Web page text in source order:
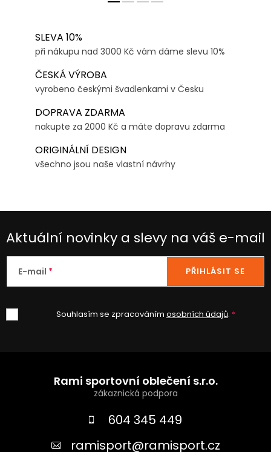
SLEVA 10%
při nákupu nad 3000 Kč vám dáme slevu 10%
ČESKÁ VÝROBA
vyrobeno českými švadlenkami v Česku
DOPRAVA ZDARMA
nakupte za 2000 Kč a máte dopravu zdarma
ORIGINÁLNÍ DESIGN
všechno jsou naše vlastní návrhy
Aktuální novinky a slevy na váš e-mail
E-mail
Souhlasím se zpracováním osobních údajů.
PŘIHLÁSIT SE
Rami sportovní oblečení s.r.o.
604 345 449
ramisport@ramisport.cz